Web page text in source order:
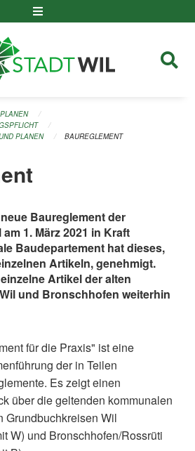
PLANEN
BAUREGLEMENT
Baureglement der
1. März 2021 in Kraft
Baudepartement hat dieses,
Artikeln, genehmigt.
Artikel der alten
und Bronschhofen weiterhin
für die Praxis" ist eine
der in Teilen
Es zeigt einen
über die geltenden kommunalen
Grundbuchkreisen Wil
W) und Bronschhofen/Rossrüti